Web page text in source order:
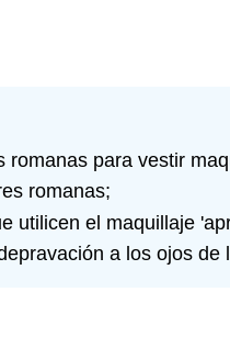
romanas para vestir
romanas;
utilicen el maquillaje
a los ojos de